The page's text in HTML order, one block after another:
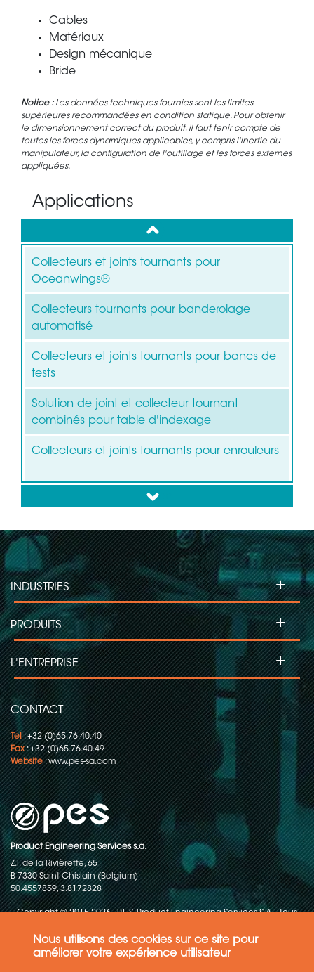
Nous utilisons des cookies sur ce site pour
améliorer votre expérience utilisateur
Cables
Matériaux
Design mécanique
Bride
Notice :Les données techniques fournies sont les limites
supérieures recommandées en condition statique. Pour obtenir
le dimensionnement correct du produit, il faut tenir compte de
toutes les forces dynamiques applicables, y compris l'inertie du
manipulateur, la configuration de l'outillage et les forces externes
appliquées.
Applications
up
Collecteurs et joints tournants pour
Oceanwings®
Collecteurs tournants pour banderolage
automatisé
Collecteurs et joints tournants pour bancs de
tests
Solution de joint et collecteur tournant
combinés pour table d'indexage
Collecteurs et joints tournants pour enrouleurs
Collecteurs tournants pour éoliennes
Collecteurs tournants pour machines
d'étiquetage
Collecteurs tournants pour projecteurs
asservis
Collecteurs tournants pour machines
d'inspection
Collecteurs tournants pour le
conditionnement en continu
down
CONTACT
Tel: +32 (0)65.76.40.40
Fax: +32 (0)65.76.40.49
Website:www.pes-sa.com
Product Engineering Services s.a.
Z.I. de la Rivièrette, 65
B-7330 Saint-Ghislain (Belgium)
50.4557859, 3.8172828
INDUSTRIES +
PRODUITS +
L'ENTREPRISE +
Copyright © 2015-2026 - P.E.S. Product Engineering Services S.A. - Tous
Politique de protection des données